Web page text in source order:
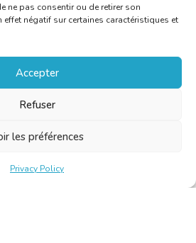
ne pas consentir ou de retirer son
effet négatif sur certaines caractéristiques et
Accepter
Refuser
les préférences
Privacy Policy